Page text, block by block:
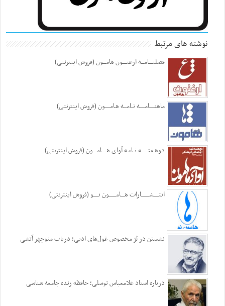
نوشته های مرتبط
فصلنــــامـــه ارغنــــون هامـــون (فروش اینترنتی)
ماهنـــــامـــــه نــامـــه هـامـــــون (فروش اینترنتی)
دوهـفتـــــــه نــامـه آوای هـــــامــــون (فروش اینترنتی)
انتـــــشــــــــارات هــــامـــــــون نـــــو (فروش اینترنتی)
نشستن در لژ مخصوص غول‌های ادبی؛ درباب منوچهر آتشی
درباره استاد غلامعباس توسلی؛ حافظه زنده جامعه شناسی